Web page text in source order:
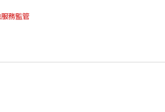
務監管